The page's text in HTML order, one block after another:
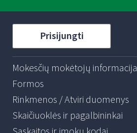
Prisijungti
Mokesčių mokėtojų informacija
Formos
Rinkmenos / Atviri duomenys
Skaičiuoklės ir pagalbininkai